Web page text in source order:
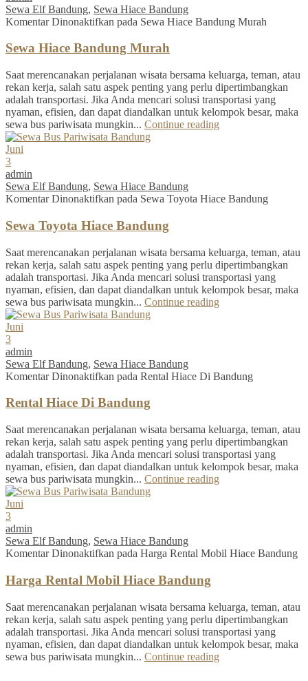
Sewa Elf Bandung, Sewa Hiace Bandung
Komentar Dinonaktifkan pada Sewa Hiace Bandung Murah
Sewa Hiace Bandung Murah
Saat merencanakan perjalanan wisata bersama keluarga, teman, atau
rekan kerja, salah satu aspek penting yang perlu dipertimbangkan
adalah transportasi. Jika Anda mencari solusi transportasi yang
nyaman, efisien, dan dapat diandalkan untuk kelompok besar, maka
sewa bus pariwisata mungkin... Continue reading
Juni
3
admin
Sewa Elf Bandung, Sewa Hiace Bandung
Komentar Dinonaktifkan pada Sewa Toyota Hiace Bandung
Sewa Toyota Hiace Bandung
Saat merencanakan perjalanan wisata bersama keluarga, teman, atau
rekan kerja, salah satu aspek penting yang perlu dipertimbangkan
adalah transportasi. Jika Anda mencari solusi transportasi yang
nyaman, efisien, dan dapat diandalkan untuk kelompok besar, maka
sewa bus pariwisata mungkin... Continue reading
Juni
3
admin
Sewa Elf Bandung, Sewa Hiace Bandung
Komentar Dinonaktifkan pada Rental Hiace Di Bandung
Rental Hiace Di Bandung
Saat merencanakan perjalanan wisata bersama keluarga, teman, atau
rekan kerja, salah satu aspek penting yang perlu dipertimbangkan
adalah transportasi. Jika Anda mencari solusi transportasi yang
nyaman, efisien, dan dapat diandalkan untuk kelompok besar, maka
sewa bus pariwisata mungkin... Continue reading
Juni
3
admin
Sewa Elf Bandung, Sewa Hiace Bandung
Komentar Dinonaktifkan pada Harga Rental Mobil Hiace Bandung
Harga Rental Mobil Hiace Bandung
Saat merencanakan perjalanan wisata bersama keluarga, teman, atau
rekan kerja, salah satu aspek penting yang perlu dipertimbangkan
adalah transportasi. Jika Anda mencari solusi transportasi yang
nyaman, efisien, dan dapat diandalkan untuk kelompok besar, maka
sewa bus pariwisata mungkin... Continue reading